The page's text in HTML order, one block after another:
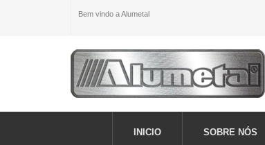
Bem vindo a Alumetal
INICIO SOBRE NÓS